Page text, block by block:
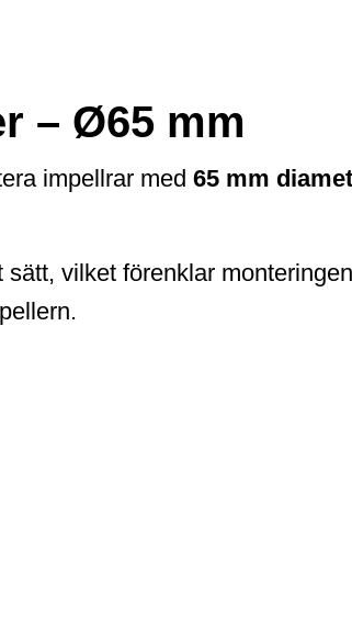
– Ø65 mm
impellrar med 65 mm
vilket förenklar